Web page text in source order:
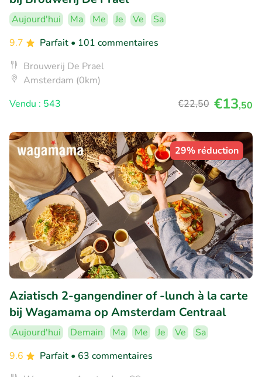
Aujourd'hui Ma Me Je Ve
Sa
9.7
Parfait • 101 commentaires
Brouwerij De Prael
Amsterdam (0km)
Vendu : 543
€22,50 €13,50
29% réduction
Aziatisch 2-gangendiner of -lunch à la carte
bij Wagamama op Amsterdam Centraal
Aujourd'hui Demain Ma Me Je Ve
Sa
9.6
Parfait • 63 commentaires